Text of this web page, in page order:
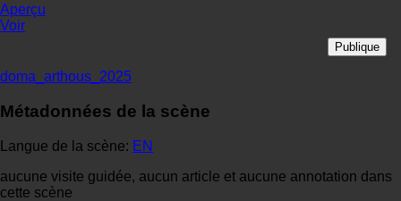
Aperçu
Voir
Publique
doma_arthous_2025
Métadonnées de la scène
Langue de la scène: EN
aucune visite guidée, aucun article et aucune annotation dans
cette scène